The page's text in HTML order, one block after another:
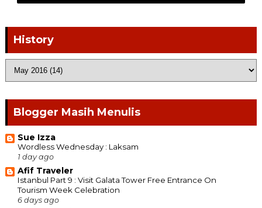
History
Blogger Masih Menulis
Sue Izza
Wordless Wednesday : Laksam
1 day ago
Afif Traveler
Istanbul Part 9 : Visit Galata Tower Free Entrance On
Tourism Week Celebration
6 days ago